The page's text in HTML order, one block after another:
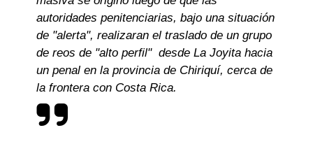
autoridades penitenciarias, bajo una situación
de "alerta", realizaran el traslado de un grupo
de reos de "alto perfil" desde La Joyita hacia
un penal en la provincia de Chiriquí, cerca de
la frontera con Costa Rica.